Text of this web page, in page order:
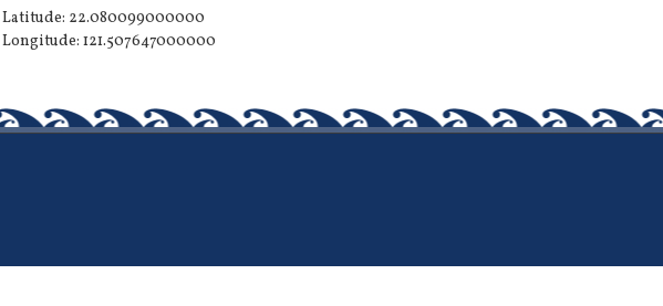
Latitude: 22.080099000000
Longitude: 121.507647000000